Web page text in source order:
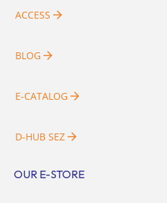
ACCESS
BLOG
E-CATALOG
D-HUB SEZ
OUR E-STORE